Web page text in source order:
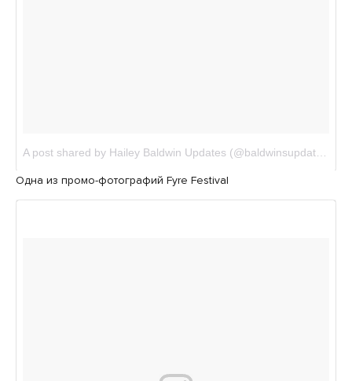
Одна из промо-фотографий Fyre Festival